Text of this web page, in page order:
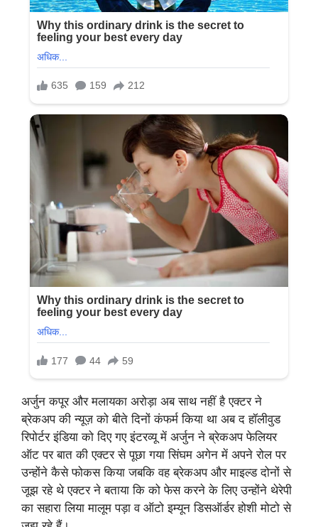
अर्जुन कपूर और मलायका अरोड़ा अब साथ नहीं है एक्टर ने
ब्रेकअप की न्यूज़ को बीते दिनों कंफर्म किया था अब द हॉलीवुड
रिपोर्टर इंडिया को दिए गए इंटरव्यू में अर्जुन ने ब्रेकअप फेलियर
ऑट पर बात की एक्टर से पूछा गया सिंघम अगेन में अपने रोल पर
उन्होंने कैसे फोकस किया जबकि वह ब्रेकअप और माइल्ड दोनों से
जूझ रहे थे एक्टर ने बताया कि को फेस करने के लिए उन्होंने थेरेपी
का सहारा लिया मालूम पड़ा व ऑटो इम्यून डिसऑर्डर होशी मोटो से